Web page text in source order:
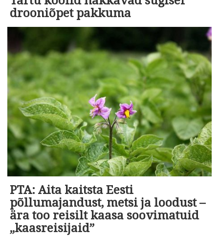
drooniõpet pakkuma
PTA: Aita kaitsta Eesti
põllumajandust, metsi ja loodust –
ära too reisilt kaasa soovimatuid
„kaasreisijaid”